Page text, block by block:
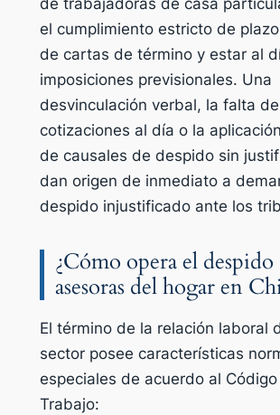
de trabajadoras de casa
el cumplimiento estricto de
de cartas de término y estar al
imposiciones previsionales. Una
desvinculación verbal, la falta de
cotizaciones al día o la
de causales de despido sin
dan origen de inmediato a
despido injustificado ante los
¿Cómo opera el despido
asesoras del hogar en
El término de la relación laboral
sector posee características
especiales de acuerdo al
Trabajo: